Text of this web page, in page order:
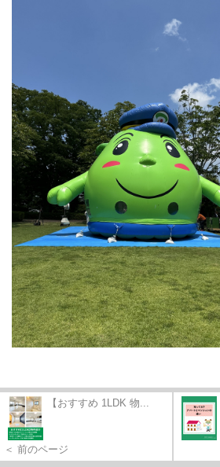
【おすすめ 1LDK 物...
＜ 前のページ